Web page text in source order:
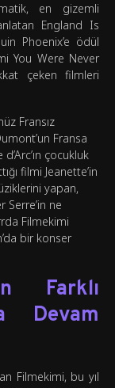
en gizemli
England Is
Phoenix’e ödül
You Were Never
çeken filmleri
Fransız
Fransa
çocukluk
filmi Jeanette’in
yapan,
Serre’in ne
Filmekimi
bir konser
Farklı
Devam
Filmekimi, bu yıl